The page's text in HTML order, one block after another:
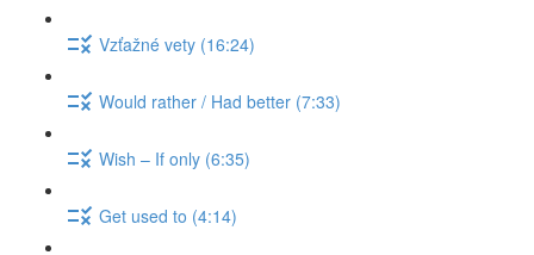
Vzťažné vety (16:24)
Would rather / Had better (7:33)
Wish – If only (6:35)
Get used to (4:14)